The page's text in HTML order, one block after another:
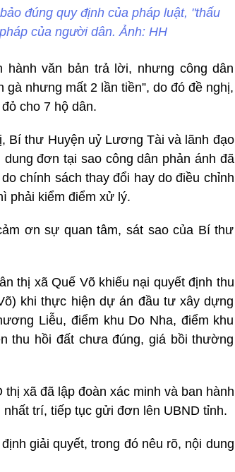
đúng quy định của pháp luật, "thấu
của người dân. Ảnh: HH
văn bản trả lời, nhưng công dân
nhưng mất 2 lần tiền”, do đó đề nghị,
cho 7 hộ dân.
Bí thư Huyện uỷ Lương Tài và lãnh đạo
đơn tại sao công dân phản ánh đã
chính sách thay đổi hay do điều chỉnh
phải kiểm điểm xử lý.
ơn sự quan tâm, sát sao của Bí thư
thị xã Quế Võ khiếu nại quyết định thu
khi thực hiện dự án đầu tư xây dựng
Liễu, điểm khu Do Nha, điểm khu
thu hồi đất chưa đúng, giá bồi thường
xã đã lập đoàn xác minh và ban hành
trí, tiếp tục gửi đơn lên UBND tỉnh.
giải quyết, trong đó nêu rõ, nội dung